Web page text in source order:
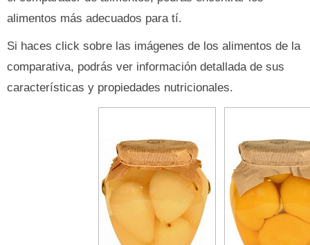
alimentos más adecuados para tí.
Si haces click sobre las imágenes de los alimentos de la
comparativa, podrás ver información detallada de sus
características y propiedades nutricionales.